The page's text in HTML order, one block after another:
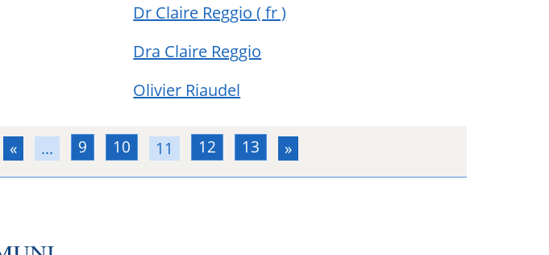
Dr Claire Reggio( fr )
Dra Claire Reggio
Olivier Riaudel
« ... 9 10 11 12 13 »